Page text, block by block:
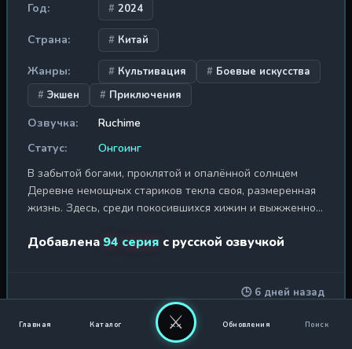
Год: 2024
Страна: Китай
Жанры: Культивация
Боевые искусства
Экшен
Приключения
Озвучка:
Ruchime
Статус:
Онгоинг
В забытой богами, проклятой и опалённой солнцем
Деревне немощных стариков текла своя, размеренная
жизнь. Здесь, среди покосившихся хижин и выжженной
кроме как пасти скот. Девять старцев, населявших
осколки знаний из эпохи, когда боги ещё ступали по
земле. Они воспитали Цинь Му, вложив в него не
только навыки выживания в суровой пустоши, но и
Добавлена 94 серия с русской озвучкой
🕒 6 дней назад
КОНТИНЕНТ СИЛЫ И ДУХА / 灵武大陆
Главная Каталог ⚔ Обновления Поиск